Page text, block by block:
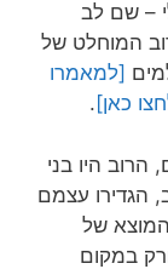
– שם לב
המוחלט של
[למאמרו
כאן] .
היו בני
הגדירו עצמם
של
במקום